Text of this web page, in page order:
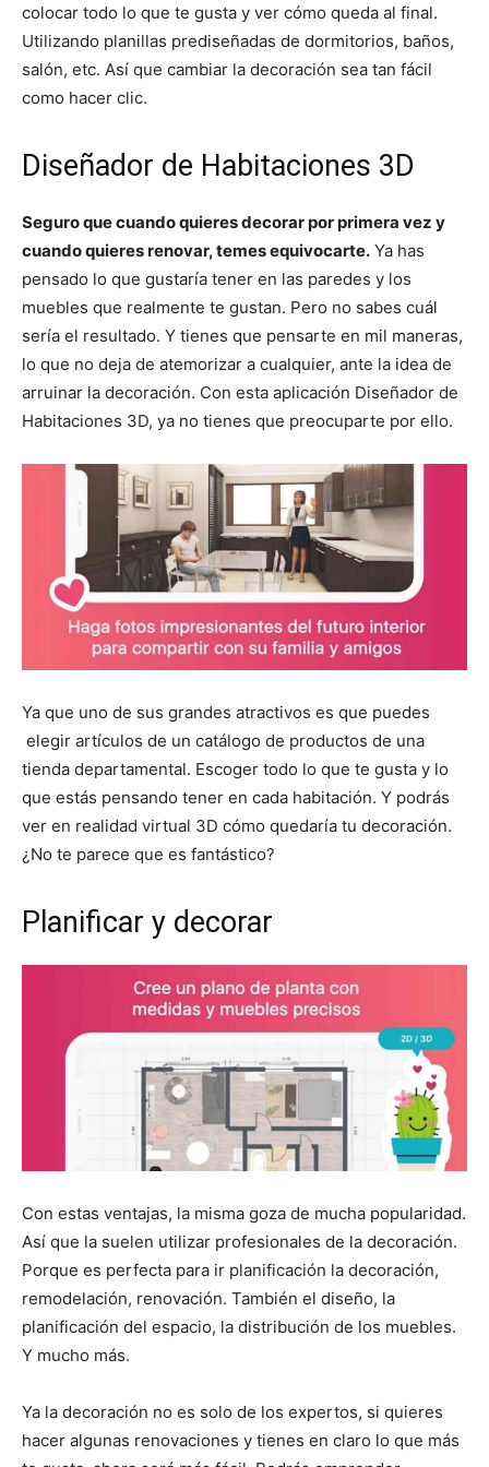
n n n n n
colocar todo lo que te gusta y ver cómo queda al final.
Utilizando planillas prediseñadas de dormitorios, baños,
salón, etc. Así que cambiar la decoración sea tan fácil
como hacer clic.
Diseñador de Habitaciones 3D
Seguro que cuando quieres decorar por primera vez y
cuando quieres renovar, temes equivocarte. Ya has
pensado lo que gustaría tener en las paredes y los
muebles que realmente te gustan. Pero no sabes cuál
sería el resultado. Y tienes que pensarte en mil maneras,
lo que no deja de atemorizar a cualquier, ante la idea de
arruinar la decoración. Con esta aplicación Diseñador de
Habitaciones 3D, ya no tienes que preocuparte por ello.
Ya que uno de sus grandes atractivos es que puedes
elegir artículos de un catálogo de productos de una
tienda departamental. Escoger todo lo que te gusta y lo
que estás pensando tener en cada habitación. Y podrás
ver en realidad virtual 3D cómo quedaría tu decoración.
¿No te parece que es fantástico?
Planificar y decorar
Con estas ventajas, la misma goza de mucha popularidad.
Así que la suelen utilizar profesionales de la decoración.
Porque es perfecta para ir planificación la decoración,
remodelación, renovación. También el diseño, la
planificación del espacio, la distribución de los muebles.
Y mucho más.
Ya la decoración no es solo de los expertos, si quieres
hacer algunas renovaciones y tienes en claro lo que más